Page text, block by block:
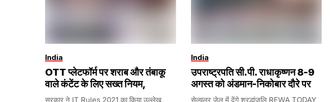
India
OTT प्लेटफॉर्म पर शराब और तंबाकू
वाले कंटेंट के लिए सख्त नियम,
सरकार ने IT Rules 2021 का किया उल्लेख
India
उपराष्ट्रपति सी.पी. राधाकृष्णन 8-9
अगस्त को अंडमान-निकोबार दौरे पर
सेल्युलर जेल में देंगे श्रद्धांजलि REWA TODAY